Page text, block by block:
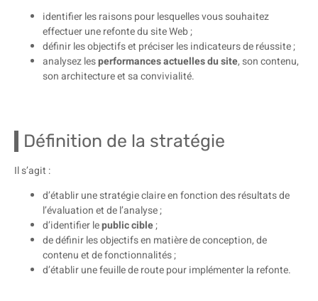
identifier les raisons pour lesquelles vous souhaitez
effectuer une refonte du site Web ;
définir les objectifs et préciser les indicateurs de réussite ;
analysez lesperformances actuelles du site, son contenu,
son architecture et sa convivialité.
Définition de la stratégie
Il s’agit :
d’établir une stratégie claire en fonction des résultats de
l’évaluation et de l’analyse ;
d’identifier lepublic cible;
de définir les objectifs en matière de conception, de
contenu et de fonctionnalités ;
d’établir une feuille de route pour implémenter la refonte.